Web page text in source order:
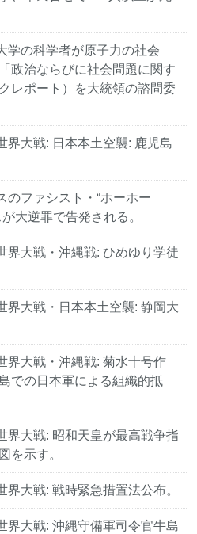
学の科学者が原子力の社会
政治ならびに社会問題に関す
レポート）を大統領の諮問委
界大戦: 日本本土空襲: 鹿児島
のファシスト・“ホーホー
大逆罪で告発される。
界大戦・沖縄戦: ひめゆり学徒
界大戦・日本本土空襲: 静岡大
界大戦・沖縄戦: 菊水十号作
での日本軍による組織的抵
界大戦: 昭和天皇が最高戦争指
を示す。
大戦: 戦時緊急措置法公布。
界大戦: 沖縄守備軍司令官牛島